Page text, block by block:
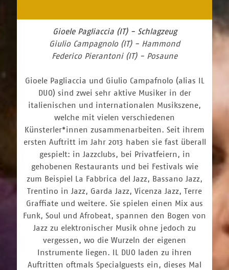
Gioele Pagliaccia (IT) - Schlagzeug
Giulio Campagnolo (IT) - Hammond
Federico Pierantoni (IT) - Posaune
Gioele Pagliaccia und Giulio Campafnolo (alias IL
DUO) sind zwei sehr aktive Musiker in der
italienischen und internationalen Musikszene,
welche mit vielen verschiedenen
Künsterler*innen zusammenarbeiten. Seit ihrem
ersten Auftritt im Jahr 2013 haben sie fast überall
gespielt: in Jazzclubs, bei Privatfeiern, in
gehobenen Restaurants und bei Festivals wie
zum Beispiel La Fabbrica del Jazz, Bassano Jazz,
Trentino in Jazz, Garda Jazz, Vicenza Jazz, Terre
Graffiate und weitere. Sie spielen einen Mix aus
Funk, Soul und Afrobeat, spannen den Bogen von
Jazz zu elektronischer Musik ohne jedoch zu
vergessen, wo die Wurzeln der eigenen
Instrumente liegen. IL DUO laden zu ihren
Auftritten oftmals Specialguests ein, dieses Mal